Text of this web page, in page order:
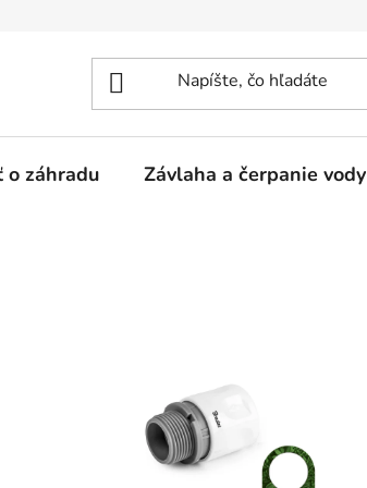
o záhradu Závlaha a čerpanie vody